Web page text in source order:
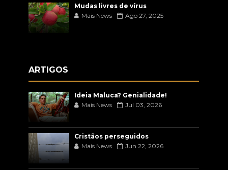
Mudas livres de vírus
Mais News
Ago 27, 2025
ARTIGOS
Ideia Maluca? Genialidade!
Mais News
Jul 03, 2026
Cristãos perseguidos
Mais News
Jun 22, 2026